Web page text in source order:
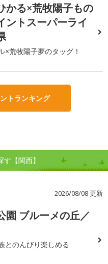
かる×荒牧陽子もの
ントスーパーライ
×荒牧陽子夢のタッグ！
トランキング
【関西】
2026/08/08 更新
園 ブルーメの丘／
とのんびり楽しめる